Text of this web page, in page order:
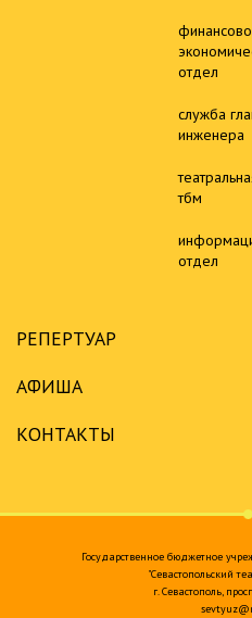
отдел
служба
инженера
тбм
отдел
РЕПЕРТУАР
АФИША
КОНТАКТЫ
Государственное бюджетное
"Севастопольский
г. Севастополь,